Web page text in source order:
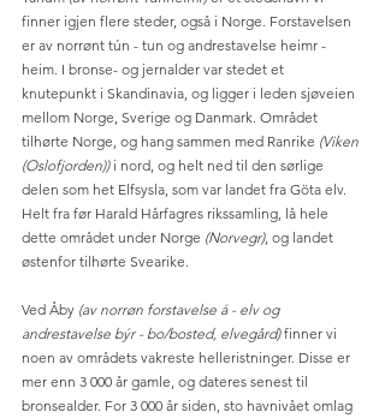
finner igjen flere steder, også i Norge. Forstavelsen
er av norrønt tún - tun og andrestavelse heimr -
heim. I bronse- og jernalder var stedet et
knutepunkt i Skandinavia, og ligger i leden sjøveien
mellom Norge, Sverige og Danmark. Området
tilhørte Norge, og hang sammen med Ranrike (Viken
(Oslofjorden)) i nord, og helt ned til den sørlige
delen som het Elfsysla, som var landet fra Göta elv.
Helt fra før Harald Hårfagres rikssamling, lå hele
dette området under Norge (Norvegr), og landet
østenfor tilhørte Svearike.
Ved Åby (av norrøn forstavelse á - elv og
andrestavelse býr - bo/bosted, elvegård) finner vi
noen av områdets vakreste helleristninger. Disse er
mer enn 3 000 år gamle, og dateres senest til
bronsealder. For 3 000 år siden, sto havnivået omlag